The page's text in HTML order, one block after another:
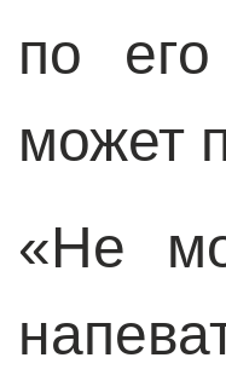
по
может
«Не